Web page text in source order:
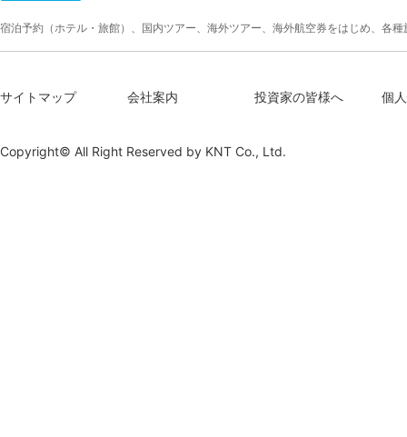
宿泊予約（ホテル・旅館）、国内ツアー、海外ツアー、海外航空券をはじめ、各
サイトマップ 会社案内 投資家の皆様へ 個
Copyright© All Right Reserved by KNT Co., Ltd.